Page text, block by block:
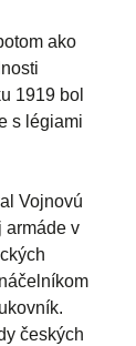
ako
1919 bol
s légiami
Vojnovú
armáde v
českých